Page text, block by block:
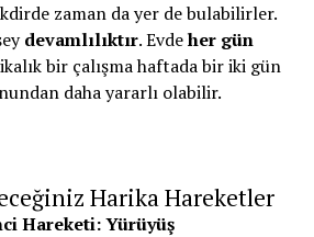
zaman da yer de bulabilirler.
devamlılıktır. Evdeher gün
bir çalışma haftada bir iki gün
daha yararlı olabilir.
Harika Hareketler
Hareketi: Yürüyüş